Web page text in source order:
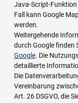
Java-Script-
Fall kann Google
werden.
Weitergehende
durch Google finden
Google. Die
detaillierte
Die
Vereinbarung
Art. 26 DSGVO, die